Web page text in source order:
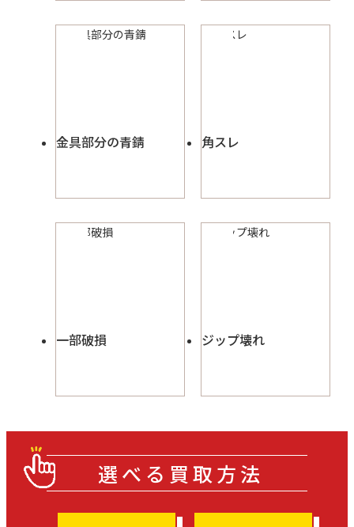
金具部分の青錆 角スレ
一部破損 ジップ壊れ
選べる買取方法